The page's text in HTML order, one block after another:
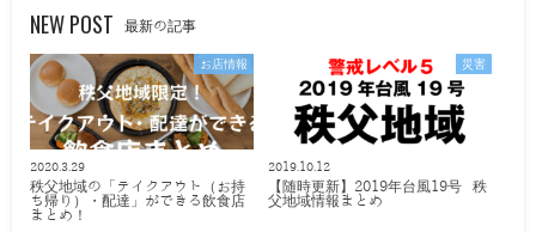
NEW POST 最新の記事
お店情報
2020.3.29
秩父地域の「テイクアウト（お持
ち帰り）・配達」ができる飲食店
まとめ！
災害
2019.10.12
【随時更新】2019年台風19号 秩
父地域情報まとめ